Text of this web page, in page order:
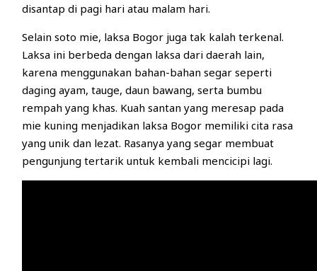
disantap di pagi hari atau malam hari.
Selain soto mie, laksa Bogor juga tak kalah terkenal.
Laksa ini berbeda dengan laksa dari daerah lain,
karena menggunakan bahan-bahan segar seperti
daging ayam, tauge, daun bawang, serta bumbu
rempah yang khas. Kuah santan yang meresap pada
mie kuning menjadikan laksa Bogor memiliki cita rasa
yang unik dan lezat. Rasanya yang segar membuat
pengunjung tertarik untuk kembali mencicipi lagi.